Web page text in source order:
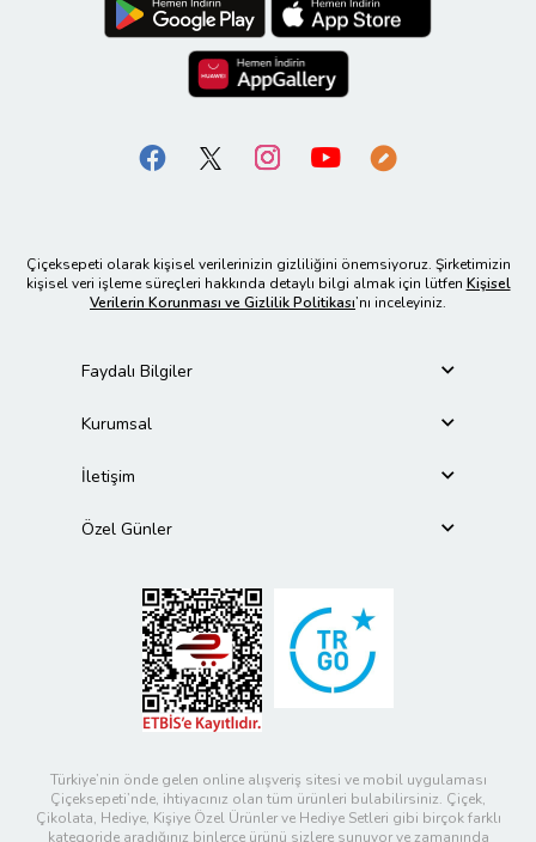
Çiçeksepeti olarak kişisel verilerinizin gizliliğini önemsiyoruz. Şirketimizin
kişisel veri işleme süreçleri hakkında detaylı bilgi almak için lütfen Kişisel
Verilerin Korunması ve Gizlilik Politikası’nı inceleyiniz.
Faydalı Bilgiler
Kurumsal
İletişim
Özel Günler
Türkiye’nin önde gelen online alışveriş sitesi ve mobil uygulaması
Çiçeksepeti’nde, ihtiyacınız olan tüm ürünleri bulabilirsiniz. Çiçek,
Çikolata, Hediye, Kişiye Özel Ürünler ve Hediye Setleri gibi birçok farklı
kategoride aradığınız binlerce ürünü sizlere sunuyor ve zamanında